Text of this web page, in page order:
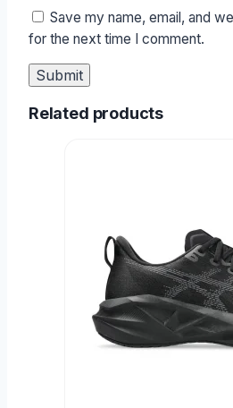
Save my name, email, and
for the next time I comment.
Related products